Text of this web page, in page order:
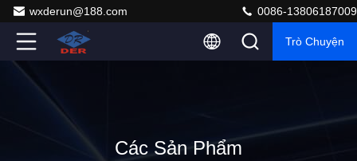
wxderun@188.com 0086-13806187009
Trò Chuyện
Các Sản Phẩm